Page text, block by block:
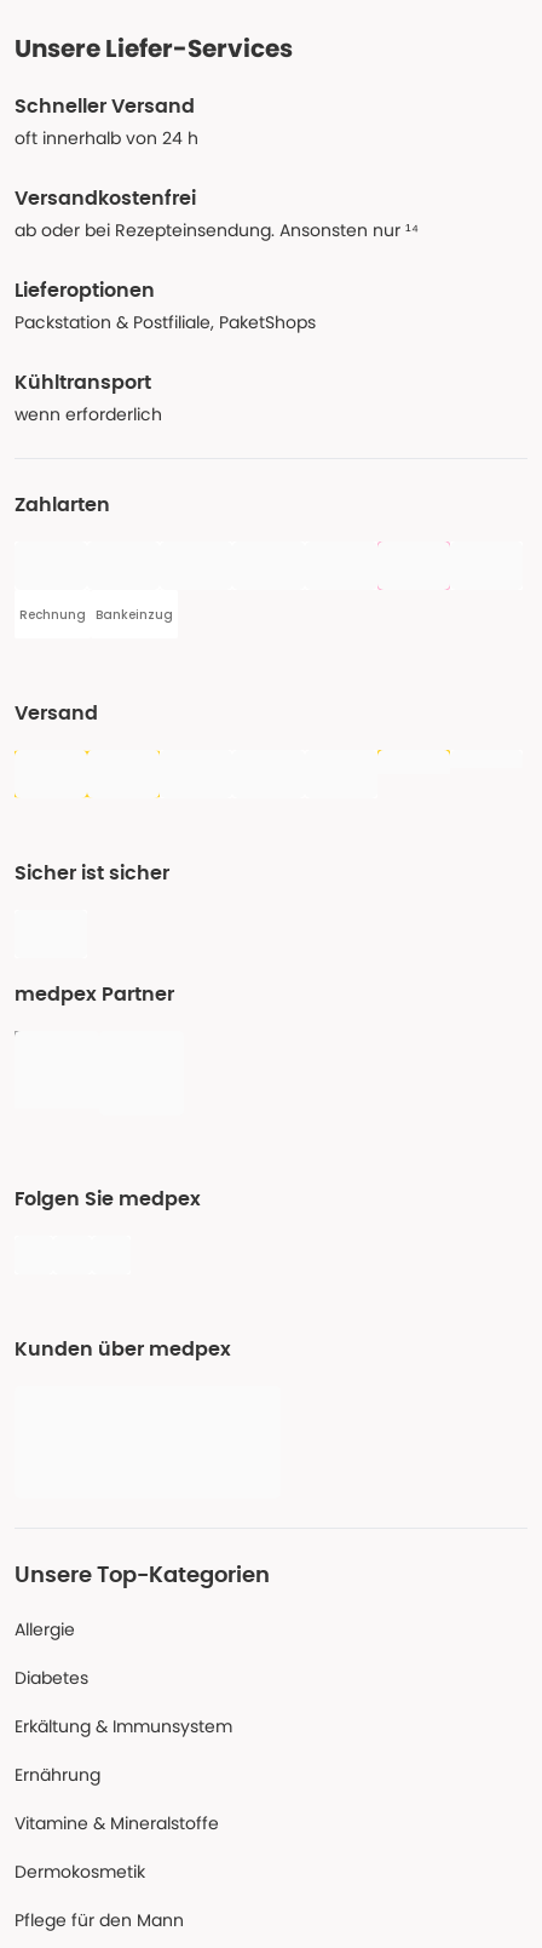
Unsere Liefer-Services
Schneller Versand
oft innerhalb von 24 h
Versandkostenfrei
ab oder bei Rezepteinsendung. Ansonsten nur ¹⁴
Lieferoptionen
Packstation & Postfiliale, PaketShops
Kühltransport
wenn erforderlich
Zahlarten
Rechnung Bankeinzug
Versand
Sicher ist sicher
medpex Partner
Folgen Sie medpex
Kunden über medpex
Unsere Top-Kategorien
Allergie
Diabetes
Erkältung & Immunsystem
Ernährung
Vitamine & Mineralstoffe
Dermokosmetik
Pflege für den Mann